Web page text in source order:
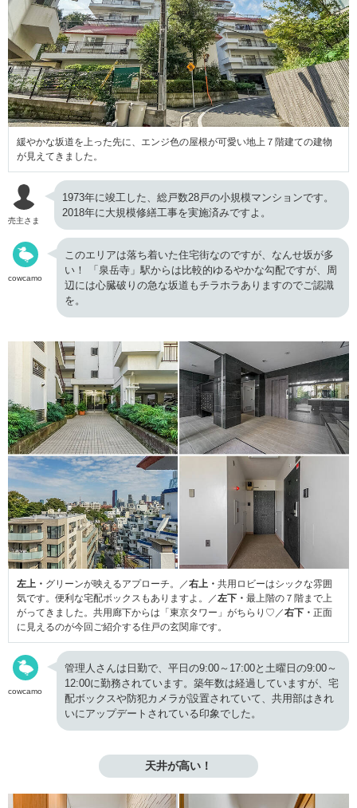
緩やかな坂道を上った先に、エンジ色の屋根が可愛い地上７階建ての建物
が見えてきました。
売主さま
1973年に竣工した、総戸数28戸の小規模マンションです。
2018年に大規模修繕工事を実施済みですよ。
cowcamo
このエリアは落ち着いた住宅街なのですが、なんせ坂が多
い！ 「泉岳寺」駅からは比較的ゆるやかな勾配ですが、周
辺には心臓破りの急な坂道もチラホラありますのでご認識
を。
左上・ グリーンが映えるアプローチ。／右上・ 共用ロビーはシックな雰囲
気です。便利な宅配ボックスもありますよ。／左下・ 最上階の７階まで上
がってきました。共用廊下からは「東京タワー」がちらり♡／右下・ 正面
に見えるのが今回ご紹介する住戸の玄関扉です。
cowcamo
管理人さんは日勤で、平日の9:00～17:00と土曜日の9:00～
12:00に勤務されています。築年数は経過していますが、宅
配ボックスや防犯カメラが設置されていて、共用部はきれ
いにアップデートされている印象でした。
天井が高い！